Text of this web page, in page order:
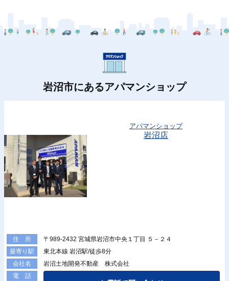
岩沼市にあるアパマンショップ
アパマンショップ
岩沼店
住 所
〒989-2432 宮城県岩沼市中央１丁目 ５－２４
最寄り駅
東北本線 岩沼駅/徒歩8分
会社名
岩沼土地開発不動産 株式会社
電 話